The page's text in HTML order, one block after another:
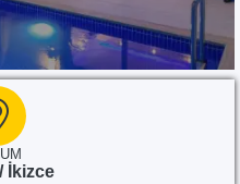
İkizce